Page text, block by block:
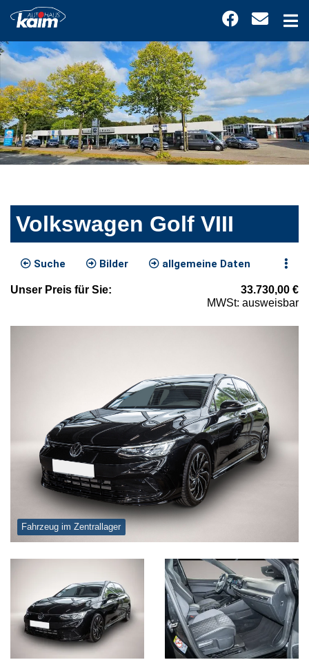
Volkswagen Golf VIII
Suche Bilder allgemeine Daten
Unser Preis für Sie: 33.730,00 €
MWSt: ausweisbar
Fahrzeug im Zentrallager